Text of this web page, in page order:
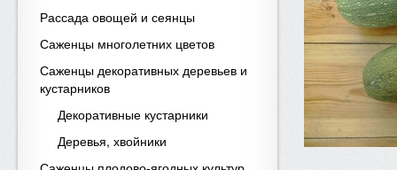
Рассада овощей и сеянцы
Саженцы многолетних цветов
Саженцы декоративных деревьев и
кустарников
Декоративные кустарники
Деревья, хвойники